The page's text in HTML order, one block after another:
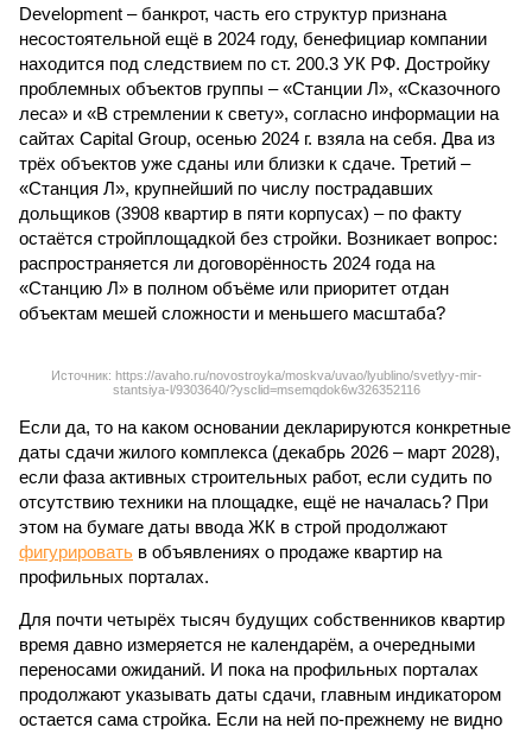
Development – банкрот, часть его структур признана
несостоятельной ещё в 2024 году, бенефициар компании
находится под следствием по ст. 200.3 УК РФ. Достройку
проблемных объектов группы – «Станции Л», «Сказочного
леса» и «В стремлении к свету», согласно информации на
сайтах Capital Group, осенью 2024 г. взяла на себя. Два из
трёх объектов уже сданы или близки к сдаче. Третий –
«Станция Л», крупнейший по числу пострадавших
дольщиков (3908 квартир в пяти корпусах) – по факту
остаётся стройплощадкой без стройки. Возникает вопрос:
распространяется ли договорённость 2024 года на
«Станцию Л» в полном объёме или приоритет отдан
объектам мешей сложности и меньшего масштаба?
Источник: https://avaho.ru/novostroyka/moskva/uvao/lyublino/svetlyy-mir-
stantsiya-l/9303640/?ysclid=msemqdok6w326352116
Если да, то на каком основании декларируются конкретные
даты сдачи жилого комплекса (декабрь 2026 – март 2028),
если фаза активных строительных работ, если судить по
отсутствию техники на площадке, ещё не началась? При
этом на бумаге даты ввода ЖК в строй продолжают
фигурировать в объявлениях о продаже квартир на
профильных порталах.
Для почти четырёх тысяч будущих собственников квартир
время давно измеряется не календарём, а очередными
переносами ожиданий. И пока на профильных порталах
продолжают указывать даты сдачи, главным индикатором
остается сама стройка. Если на ней по-прежнему не видно